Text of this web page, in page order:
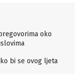
oko
bi se ovog ljeta